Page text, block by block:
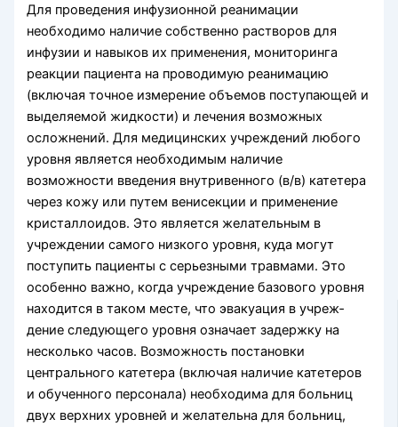
Для проведения инфузионной реанимации
необходимо наличие собственно рас­творов для
инфузии и навыков их применения, мониторинга
реакции пациента на проводимую реанимацию
(включая точное измерение объемов поступающей и
выделяемой жидкости) и лечения возможных
осложнений. Для медицинских учреждений любого
уровня является необходимым наличие
возможности введе­ния внутривенного (в/в) катетера
через кожу или путем венисекции и применение
кристаллоидов. Это является желательным в
учреждении самого низкого уровня, куда могут
поступить пациенты с серьезными травмами. Это
особенно важно, ког­да учреждение базового уровня
находится в таком месте, что эвакуация в учреж­
дение следующего уровня означает задержку на
несколько часов. Возможность постановки
центрального катетера (включая наличие катетеров
и обученного пер­сонала) необходима для больниц
двух верхних уровней и желательна для больниц,